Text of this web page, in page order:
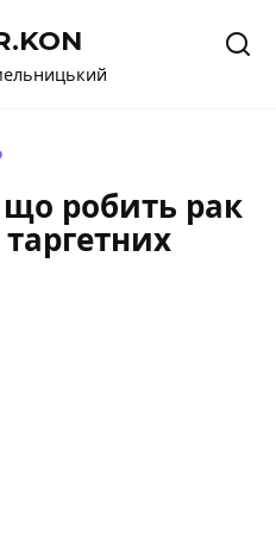
робить рак